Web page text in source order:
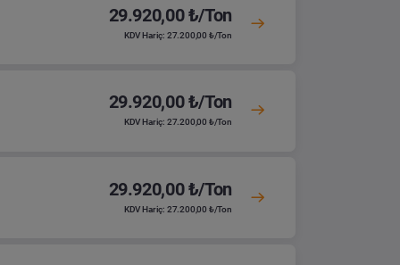
29.920,00 ₺/Ton
KDV Hariç: 27.200,00 ₺/Ton
29.920,00 ₺/Ton
KDV Hariç: 27.200,00 ₺/Ton
29.920,00 ₺/Ton
KDV Hariç: 27.200,00 ₺/Ton